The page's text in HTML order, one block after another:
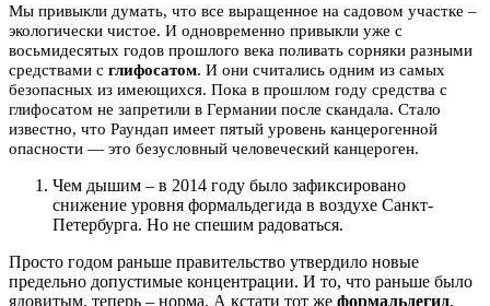
Мы привыкли думать, что все выращенное на садовом участке –
экологически чистое. И одновременно привыкли уже с
восьмидесятых годов прошлого века поливать сорняки разными
средствами с глифосатом. И они считались одним из самых
безопасных из имеющихся. Пока в прошлом году средства с
глифосатом не запретили в Германии после скандала. Стало
известно, что Раундап имеет пятый уровень канцерогенной
опасности — это безусловный человеческий канцероген.
Чем дышим – в 2014 году было зафиксировано
снижение уровня формальдегида в воздухе Санкт-
Петербурга. Но не спешим радоваться.
Просто годом раньше правительство утвердило новые
предельно допустимые концентрации. И то, что раньше было
ядовитым, теперь – норма. А кстати тот же формальдегид,